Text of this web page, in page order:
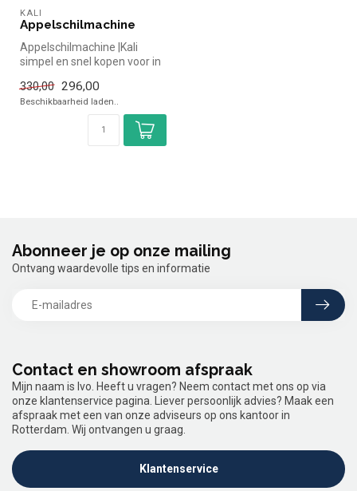
KALI
Appelschilmachine
Appelschilmachine |Kali
simpel en snel kopen voor in
330,00 296,00
Beschikbaarheid laden..
Contact en showroom afspraak
Mijn naam is Ivo. Heeft u vragen? Neem contact met ons op via
onze klantenservice pagina. Liever persoonlijk advies? Maak een
afspraak met een van onze adviseurs op ons kantoor in
Rotterdam. Wij ontvangen u graag.
Klantenservice
Abonneer je op onze mailing
Ontvang waardevolle tips en informatie